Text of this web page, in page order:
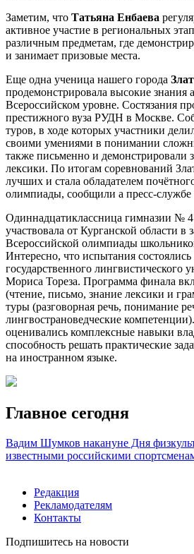
Заметим, что Татьяна Енбаева
активное участие в региональных
различным предметам, где
и занимает призовые места.
Еще одна ученица нашего города
продемонстрировала высокие знания
Всероссийском уровне. Состязания
престижного вуза РУДН в Москве.
туров, в ходе которых участники
своими умениями в понимании
также письменно и демонстрировали
лексики. По итогам соревнований
лучших и стала обладателем
олимпиады, сообщили а пресс-службе
Одиннадцатиклассница гимназии №
участвовала от Курганской области в
Всероссийской олимпиады
Интересно, что испытания
государственного лингвистического
Мориса Тореза. Программа финала
(чтение, письмо, знание лексики и
туры (разговорная речь, понимание
лингвострановедческие
оценивались комплексные навыки
способность решать практические
на иностранном языке.
Главное сегодня
Вадим Шумков накануне Дня
известными российскими
Редакция
Рекламодателям
Контакты
Подпишитесь на новости